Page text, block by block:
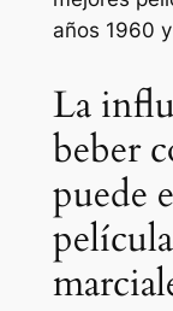
años 1960
La
beber
puede